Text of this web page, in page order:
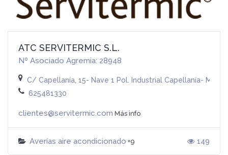
ATC SERVITERMIC S.L.
Nº Asociado Agremia: 28948
C/ Capellanía, 15- Nave 1 Pol. Industrial Capellanía-
625481330
clientes@servitermic.com Más info
Averías aire acondicionado +9 149